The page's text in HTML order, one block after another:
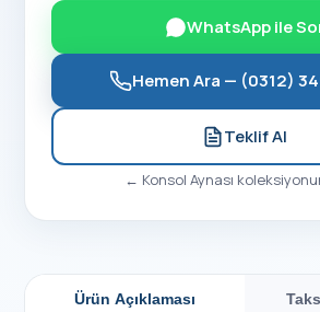
WhatsApp ile
Hemen Ara — (0312)
Teklif Al
← Konsol Aynası
Ürün Açıklaması